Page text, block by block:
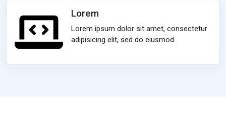
Lorem
Lorem ipsum dolor sit amet, consectetur
adipisicing elit, sed do eiusmod.